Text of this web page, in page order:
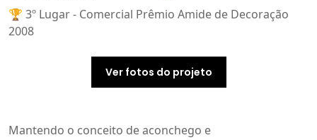
🏆 3º Lugar - Comercial Prêmio Amide de Decoração
2008
Ver fotos do projeto
Mantendo o conceito de aconchego e